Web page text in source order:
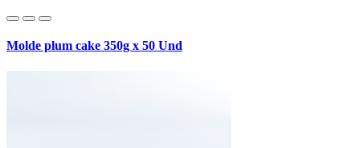
Molde plum cake 350g x 50 Und